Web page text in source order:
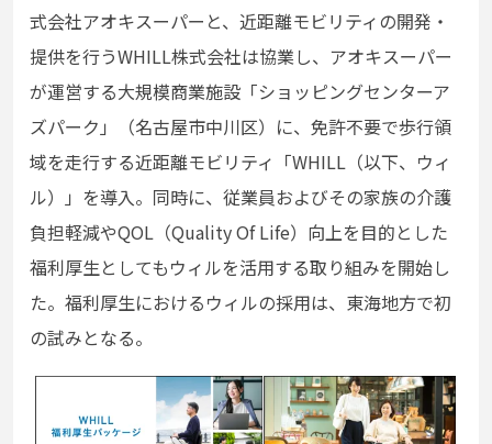
式会社アオキスーパーと、近距離モビリティの開発・
提供を行うWHILL株式会社は協業し、アオキスーパー
が運営する大規模商業施設「ショッピングセンターア
ズパーク」（名古屋市中川区）に、免許不要で歩行領
域を走行する近距離モビリティ「WHILL（以下、ウィ
ル）」を導入。同時に、従業員およびその家族の介護
負担軽減やQOL（Quality Of Life）向上を目的とした
福利厚生としてもウィルを活用する取り組みを開始し
た。福利厚生におけるウィルの採用は、東海地方で初
の試みとなる。